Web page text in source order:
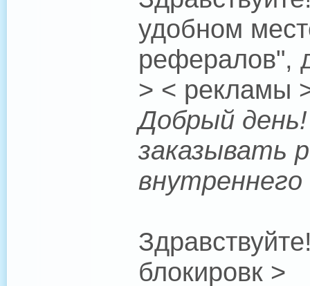
удобном
рефералов",
> < рекламы
Добрый
заказывать
внутреннего
блокировк >